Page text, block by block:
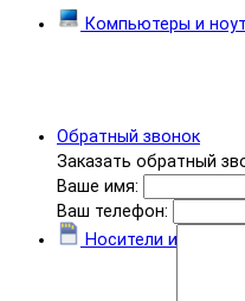
Обратный звонок
Заказать обратный
Ваше имя:
Ваш телефон:
Компьютеры и
Носители